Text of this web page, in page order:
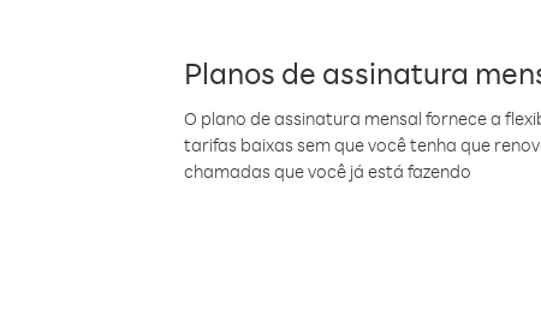
Planos de assinatura
O plano de assinatura mensal fornece a
tarifas baixas sem que você tenha que
chamadas que você já está fazendo